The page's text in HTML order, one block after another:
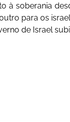
à soberania
para os
de Israel